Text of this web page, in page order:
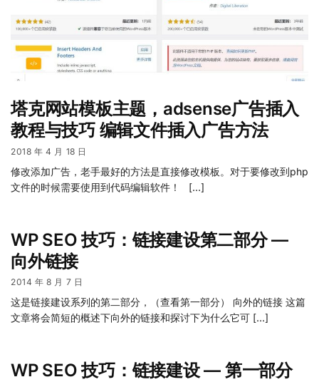
塔克网站模板主题，adsense广告插入
教程与技巧 编辑文件插入广告方法
2018 年 4 月 18 日
修改添加广告，老手最好的方法是直接修改模板。对于要修改到php
文件的时候需要使用到代码编辑软件！ […]
WP SEO 技巧：链接建设第二部分 —
向外链接
2014 年 8 月 7 日
这是链接建设系列的第二部分，（查看第一部分） 向外的链接 这篇
文章将会简短的概述下向外的链接和探讨下为什么它可 […]
WP SEO 技巧：链接建设 — 第一部分